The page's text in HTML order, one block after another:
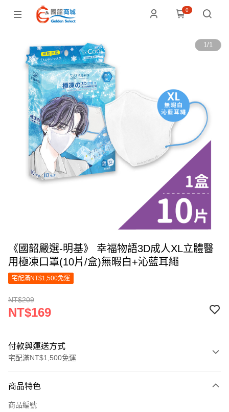
0
1/1
《國韶嚴選-明基》 幸福物語3D成人XL立體醫
用極凍口罩(10片/盒)無暇白+沁藍耳繩
宅配滿NT$1,500免運
NT$209
NT$169
付款與運送方式
宅配滿NT$1,500免運
信用卡一次付款
商品特色
商品編號